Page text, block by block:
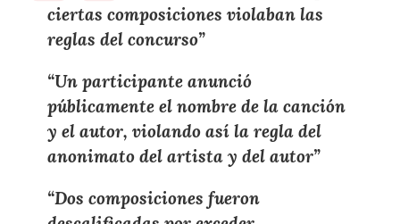
ciertas composiciones violaban las
reglas del concurso”
“Un participante anunció
públicamente el nombre de la canción
y el autor, violando así la regla del
anonimato del artista y del autor”
“Dos composiciones fueron